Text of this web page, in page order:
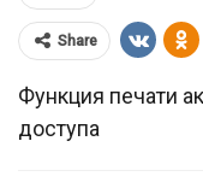
Share
Функция печати
доступа